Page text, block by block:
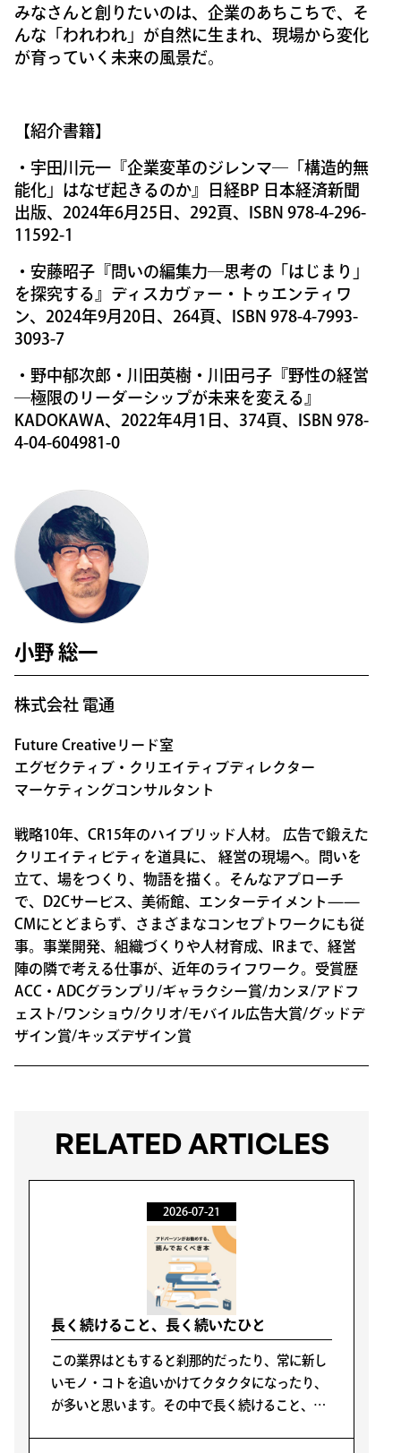
小野 総一
株式会社 電通
Future Creativeリード室
エグゼクティブ・クリエイティブディレクター
マーケティングコンサルタント
戦略10年、CR15年のハイブリッド人材。 広告で鍛えた
クリエイティビティを道具に、 経営の現場へ。問いを
立て、場をつくり、物語を描く。そんなアプローチ
で、D2Cサービス、美術館、エンターテイメント——
CMにとどまらず、さまざまなコンセプトワークにも従
事。事業開発、組織づくりや人材育成、IRまで、経営
陣の隣で考える仕事が、近年のライフワーク。受賞歴
ACC・ADCグランプリ/ギャラクシー賞/カンヌ/アドフ
ェスト/ワンショウ/クリオ/モバイル広告大賞/グッドデ
ザイン賞/キッズデザイン賞
みなさんと創りたいのは、企業のあちこちで、そ
んな「われわれ」が自然に生まれ、現場から変化
が育っていく未来の風景だ。
【紹介書籍】
・宇田川元一『企業変革のジレンマ―「構造的無
能化」はなぜ起きるのか』日経BP 日本経済新聞
出版、2024年6月25日、292頁、ISBN 978-4-296-
11592-1
・安藤昭子『問いの編集力―思考の「はじまり」
を探究する』ディスカヴァー・トゥエンティワ
ン、2024年9月20日、264頁、ISBN 978-4-7993-
3093-7
・野中郁次郎・川田英樹・川田弓子『野性の経営
―極限のリーダーシップが未来を変える』
KADOKAWA、2022年4月1日、374頁、ISBN 978-
4-04-604981-0
RELATED ARTICLES
2026-07-21
長く続けること、長く続いたひと
この業界はともすると刹那的だったり、常に新し
いモノ・コトを追いかけてクタクタになったり、
が多いと思います。その中で長く続けること、続